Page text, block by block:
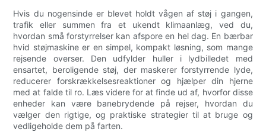
Hvis du nogensinde er blevet holdt vågen af ​​støj i gangen,
trafik eller summen fra et ukendt klimaanlæg, ved du,
hvordan små forstyrrelser kan afspore en hel dag. En bærbar
hvid støjmaskine er en simpel, kompakt løsning, som mange
rejsende overser. Den udfylder huller i lydbilledet med
ensartet, beroligende støj, der maskerer forstyrrende lyde,
reducerer forskrækkelsesreaktioner og hjælper din hjerne
med at falde til ro. Læs videre for at finde ud af, hvorfor disse
enheder kan være banebrydende på rejser, hvordan du
vælger den rigtige, og praktiske strategier til at bruge og
vedligeholde dem på farten.